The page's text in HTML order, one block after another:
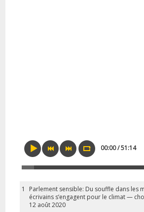
00:00 / 51:14
1
Parlement sensible: Du souffle dans les
écrivains s’engagent pour le climat —
12 août 2020